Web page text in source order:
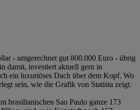
- umgerechnet gut 800.000 Euro - übrig
damit, investiert aktuell gern in
ein luxuriöses Dach über dem Kopf. Wo
sein, wie die Grafik von Statista zeigt.
brasilianischen Sao Paulo ganze 173